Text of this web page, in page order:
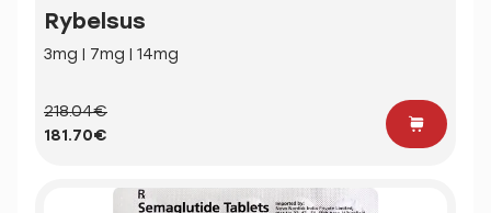
Rybelsus
3mg | 7mg | 14mg
218.04€
181.70€